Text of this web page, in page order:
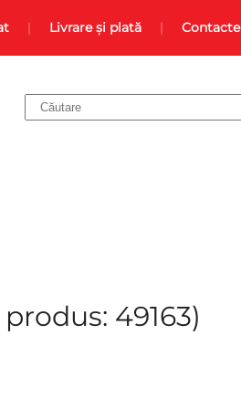
Livrare și plată Contacte
produs: 49163)